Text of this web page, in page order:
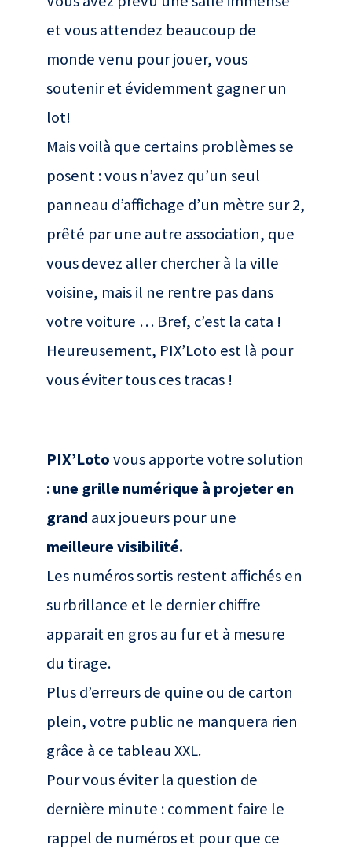
et vous attendez beaucoup de
monde venu pour jouer, vous
soutenir et évidemment gagner un
lot!
Mais voilà que certains problèmes se
posent : vous n’avez qu’un seul
panneau d’affichage d’un mètre sur 2,
prêté par une autre association, que
vous devez aller chercher à la ville
voisine, mais il ne rentre pas dans
votre voiture … Bref, c’est la cata !
Heureusement, PIX’Loto est là pour
vous éviter tous ces tracas !
PIX’Lotovous apporte votre solution
:une grille numérique à projeter en
grand aux joueurs pour une
meilleure visibilité.
Les numéros sortis restent affichés en
surbrillance et le dernier chiffre
apparait en gros au fur et à mesure
du tirage.
Plus d’erreurs de quine ou de carton
plein, votre public ne manquera rien
grâce à ce tableau XXL.
Pour vous éviter la question de
dernière minute : comment faire le
rappel de numéros et pour que ce